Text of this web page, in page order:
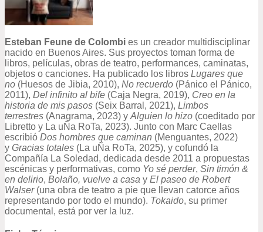
Esteban Feune de Colombi es un creador multidisciplinar
nacido en Buenos Aires. Sus proyectos toman forma de
libros, películas, obras de teatro, performances, caminatas,
objetos o canciones. Ha publicado los libros Lugares que
no (Huesos de Jibia, 2010), No recuerdo (Pánico el Pánico,
2011), Del infinito al bife (Caja Negra, 2019), Creo en la
historia de mis pasos (Seix Barral, 2021), Limbos
terrestres (Anagrama, 2023) y Alguien lo hizo (coeditado por
Libretto y La uÑa RoTa, 2023). Junto con Marc Caellas
escribió Dos hombres que caminan (Menguantes, 2022)
y Gracias totales (La uÑa RoTa, 2025), y cofundó la
Compañía La Soledad, dedicada desde 2011 a propuestas
escénicas y performativas, como Yo sé perder, Sin timón &
en delirio, Bolaño, vuelve a casa y El paseo de Robert
Walser(una obra de teatro a pie que llevan catorce años
representando por todo el mundo). Tokaido, su primer
documental, está por ver la luz.